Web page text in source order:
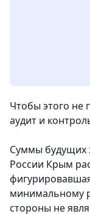
Чтобы этого не
аудит и
Суммы будущих
России Крым
минимальному
стороны не